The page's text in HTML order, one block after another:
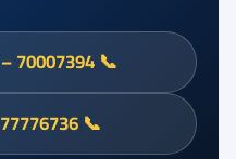
📞 70007394 – المكتب الرئيسي
📞 77776736 – صالة العرض